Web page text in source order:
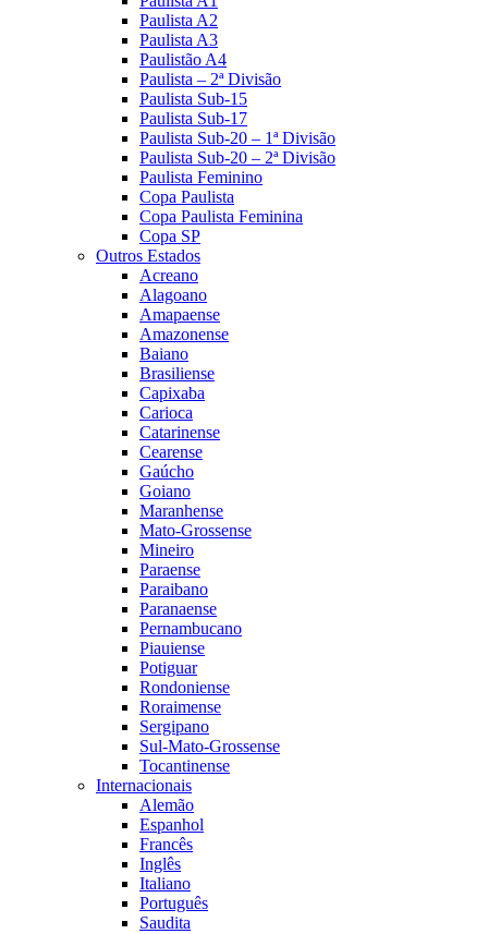
Paulista A2
Paulista A3
Paulistão A4
Paulista – 2ª Divisão
Paulista Sub-15
Paulista Sub-17
Paulista Sub-20 – 1ª Divisão
Paulista Sub-20 – 2ª Divisão
Paulista Feminino
Copa Paulista
Copa Paulista Feminina
Copa SP
Outros Estados
Acreano
Alagoano
Amapaense
Amazonense
Baiano
Brasiliense
Capixaba
Carioca
Catarinense
Cearense
Gaúcho
Goiano
Maranhense
Mato-Grossense
Mineiro
Paraense
Paraibano
Paranaense
Pernambucano
Piauiense
Potiguar
Rondoniense
Roraimense
Sergipano
Sul-Mato-Grossense
Tocantinense
Internacionais
Alemão
Espanhol
Francês
Inglês
Italiano
Português
Saudita